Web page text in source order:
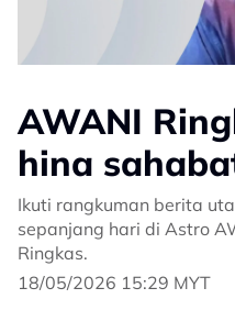
AWANI
hina
Ikuti rangkuman berita
sepanjang hari di Astro
Ringkas.
18/05/2026 15:29 MYT